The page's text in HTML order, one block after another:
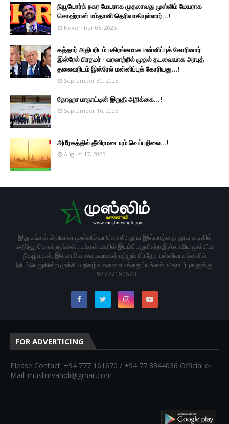
நியூயோர்க் நகர மேயராக முதலாவது முஸ்லிம் மேயராக
சொஹ்ரான் மம்தானி தெரிவாகியுள்ளார்...!
November 05, 2025
கத்தார் அதிபரிடம் பகிரங்கமாக மன்னிப்புக் கோரினார்
இஸ்ரேல் பிரதமர் - வரலாற்றில் முதல் தடவையாக அரபுத்
தலைவரிடம் இஸ்ரேல் மன்னிப்புக் கோரியது...!
September 30, 2025
தோஹா மாநாட்டின் இறுதி அறிக்கை...!
September 16, 2025
அமீரகத்தில் தீவிரமடையும் வெப்பநிலை...!
August 17, 2025
இது உங்கள் அபிமான முஸ்லிம் வானொலி: தூய இஸ்லாத்தை தூய வடிவில்
அறிந்து கொள்ளுங்கள்.. உங்கள் ஊரில் இடம்பெறுகின்ற இஸ்லாமிய முக்கிய
நிகழ்வுகள், இல்லாமிய வைபவஙகள் மற்றும் பிரதேச பள்ளிவாசல்களில்
இடம்பெறுகின்ற முக்கிய நிகழ்வுகைள எமக்கனுப்புங்கள். தொடர்புகளுக்கு:
+94777161670
FOR ADVERTICING
Please Contact: +94 777 161670 / +94 77 8344036 Official e-
Mail: muslimvanoli@gmail.com